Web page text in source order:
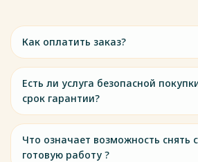
Как оплатить заказ?
Есть ли услуга безопасной
срок гарантии?
Что означает возможность снять
готовую работу ?